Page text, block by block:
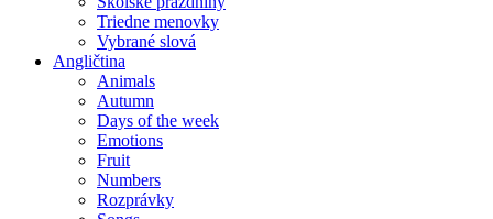
Triedne menovky
Vybrané slová
Angličtina
Animals
Autumn
Days of the week
Emotions
Fruit
Numbers
Rozprávky